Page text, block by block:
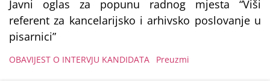
Javni oglas za popunu radnog mjesta “Viši
referent za kancelarijsko i arhivsko poslovanje u
pisarnici”
OBAVIJEST O INTERVJU KANDIDATA Preuzmi